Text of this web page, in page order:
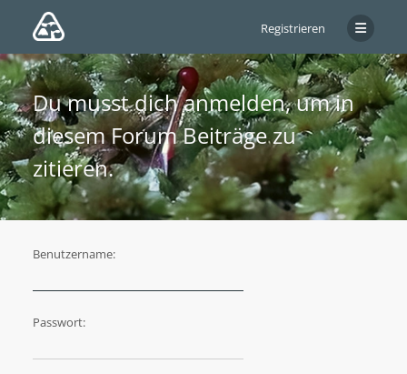
Registrieren
Du musst dich anmelden, um in
diesem Forum Beiträge zu
zitieren.
Benutzername:
Passwort: